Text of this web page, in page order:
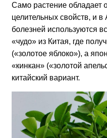
Само растение обладает
целительных свойств, и
болезней используются
«чудо» из Китая, где
(«золотое яблоко»), а
«кинкан» («золотой
китайский вариант.